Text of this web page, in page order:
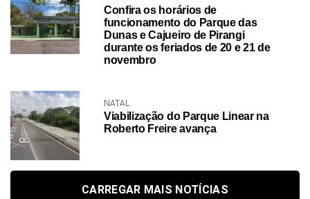
Confira os horários de
funcionamento do Parque das
Dunas e Cajueiro de Pirangi
durante os feriados de 20 e 21 de
novembro
NATAL
Viabilização do Parque Linear na
Roberto Freire avança
CARREGAR MAIS NOTÍCIAS